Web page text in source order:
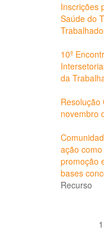
Inscrições
Saúde do
10º
da
Resolução
novembro
ação
promoção
bases
Recurso